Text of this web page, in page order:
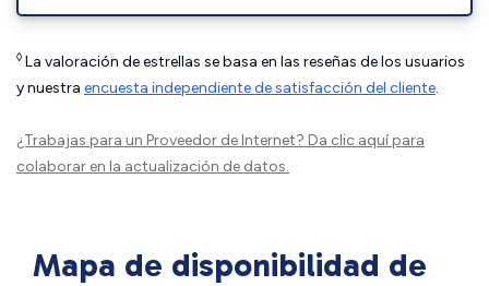
◊ La valoración de estrellas se basa en las reseñas de los usuarios
y nuestra encuesta independiente de satisfacción del cliente.
¿Trabajas para un Proveedor de Internet? Da clic aquípara
colaborar en la actualización de datos.
Mapa de disponibilidad de